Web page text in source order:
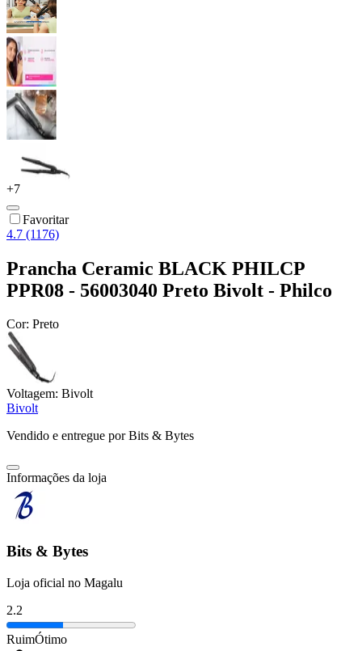
+7
Favoritar
4.7 (1176)
Prancha Ceramic BLACK PHILCP
PPR08 - 56003040 Preto Bivolt - Philco
Cor: Preto
Voltagem: Bivolt
Bivolt
Vendido e entregue por Bits & Bytes
Informações da loja
Bits & Bytes
Loja oficial no Magalu
2.2
RuimÓtimo